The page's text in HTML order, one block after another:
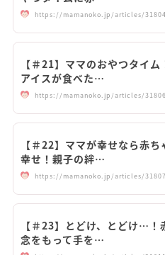
https://mamanoko.jp/articles/31804
【＃21】ママのおやつタイ
アイスが食べた…
https://mamanoko.jp/articles/31806
【＃22】ママが幸せなら赤ち
幸せ！親子の絆…
https://mamanoko.jp/articles/31807
【＃23】とどけ、とどけ…！
念をもって手を…